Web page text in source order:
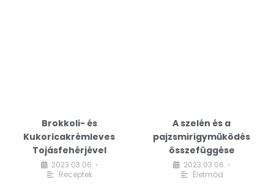
Brokkoli- és
Kukoricakrémleves
Tojásfehérjével
2023.03.06. •
Receptek
A szelén és a
pajzsmirigyműködés
összefüggése
2023.03.06. •
Életmód